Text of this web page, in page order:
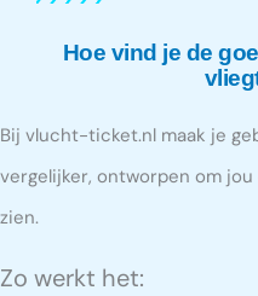
Hoe vind je de
Bij vlucht-ticket.nl maak je
vergelijker, ontworpen om
zien.
Zo werkt het: